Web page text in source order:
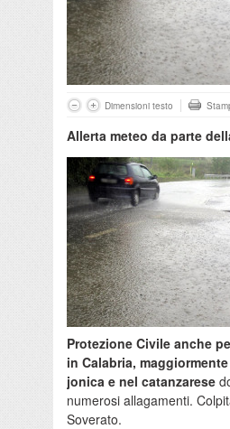
Dimensioni testo
Allerta meteo da parte
Protezione Civile anche
in Calabria,
jonica e nel catanzarese
numerosi allagamenti.
Soverato.